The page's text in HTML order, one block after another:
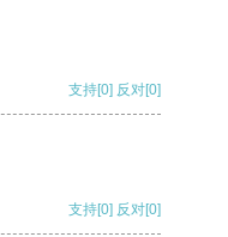
支持[0] 反对[0]
支持[0] 反对[0]